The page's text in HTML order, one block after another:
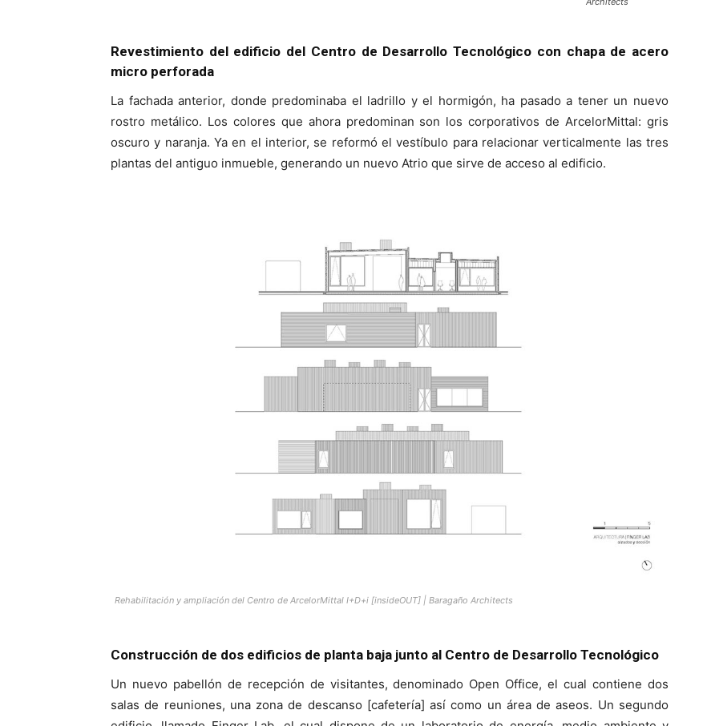
Revestimiento del edificio del Centro de Desarrollo Tecnológico con chapa de acero
micro perforada
La fachada anterior, donde predominaba el ladrillo y el hormigón, ha pasado a tener un nuevo
rostro metálico. Los colores que ahora predominan son los corporativos de ArcelorMittal: gris
oscuro y naranja. Ya en el interior, se reformó el vestíbulo para relacionar verticalmente las tres
plantas del antiguo inmueble, generando un nuevo Atrio que sirve de acceso al edificio.
Rehabilitación y ampliación del Centro de ArcelorMittal I+D+i [insideOUT] | Baragaño Architects
Construcción de dos edificios de planta baja junto al Centro de Desarrollo Tecnológico
Un nuevo pabellón de recepción de visitantes, denominado Open Office, el cual contiene dos
salas de reuniones, una zona de descanso [cafetería] así como un área de aseos. Un segundo